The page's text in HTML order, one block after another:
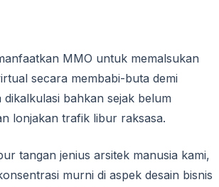
MMO untuk memalsukan
secara membabi-buta demi
bahkan sejak belum
lonjakan trafik libur raksasa.
tangan jenius arsitek manusia kami,
murni di aspek desain bisnis